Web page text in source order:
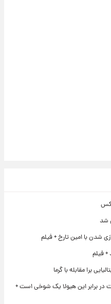
شد
شدن با امین تارخ + فیلم
+ فیلم
برا مقابله با گرما
برابر این هیولا یک شوخی است +